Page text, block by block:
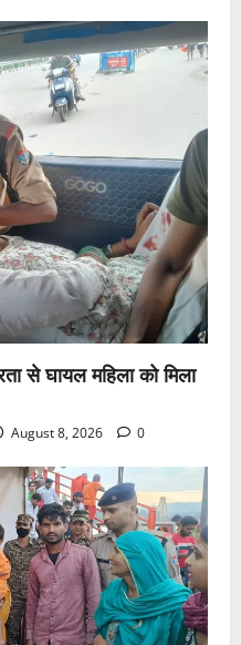
से घायल महिला को मिला
August 8, 2026 0